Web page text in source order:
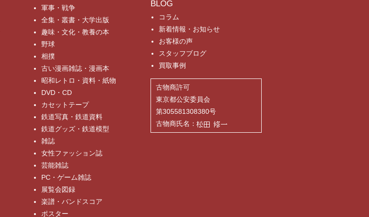
軍事・戦争
全集・叢書・大学出版
趣味・文化・教養の本
野球
相撲
古い漫画雑誌・漫画本
昭和レトロ・資料・紙物
DVD・CD
カセットテープ
鉄道写真・鉄道資料
鉄道グッズ・鉄道模型
雑誌
女性ファッション誌
芸能雑誌
PC・ゲーム雑誌
展覧会図録
楽譜・バンドスコア
ポスター
BLOG
コラム
新着情報・お知らせ
お客様の声
スタッフブログ
買取事例
古物商許可
東京都公安委員会
第305581308380号
古物商氏名：